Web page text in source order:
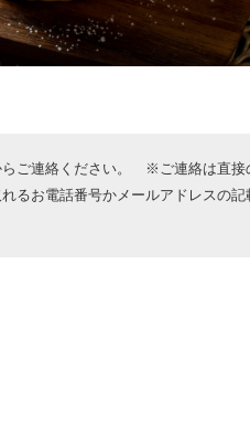
らご連絡ください。 ※ご連絡は直接
るお電話番号かメールアドレスの記